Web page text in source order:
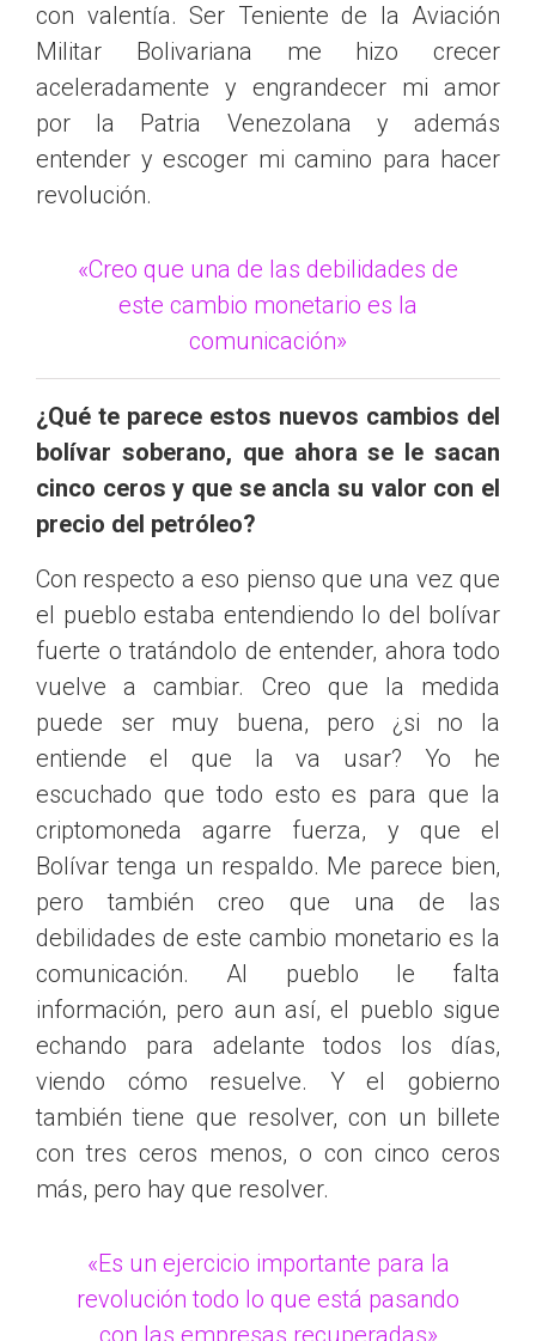
con valentía. Ser Teniente de la Aviación
Militar Bolivariana me hizo crecer
aceleradamente y engrandecer mi amor
por la Patria Venezolana y además
entender y escoger mi camino para hacer
revolución.
«Creo que una de las debilidades de
este cambio monetario es la
comunicación»
¿Qué te parece estos nuevos cambios del
bolívar soberano, que ahora se le sacan
cinco ceros y que se ancla su valor con el
precio del petróleo?
Con respecto a eso pienso que una vez que
el pueblo estaba entendiendo lo del bolívar
fuerte o tratándolo de entender, ahora todo
vuelve a cambiar. Creo que la medida
puede ser muy buena, pero ¿si no la
entiende el que la va usar? Yo he
escuchado que todo esto es para que la
criptomoneda agarre fuerza, y que el
Bolívar tenga un respaldo. Me parece bien,
pero también creo que una de las
debilidades de este cambio monetario es la
comunicación. Al pueblo le falta
información, pero aun así, el pueblo sigue
echando para adelante todos los días,
viendo cómo resuelve. Y el gobierno
también tiene que resolver, con un billete
con tres ceros menos, o con cinco ceros
más, pero hay que resolver.
«Es un ejercicio importante para la
revolución todo lo que está pasando